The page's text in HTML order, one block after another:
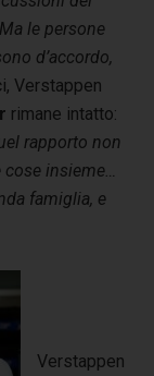
le persone
d’accordo,
Verstappen
rimane intatto:
rapporto non
insieme…
famiglia, e
Verstappen